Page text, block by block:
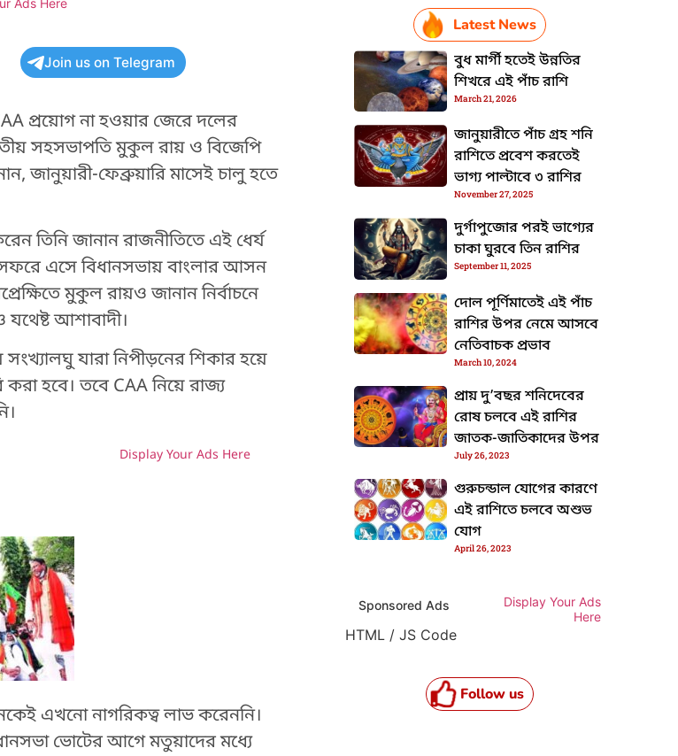
Ads Here
HTML / JS Code
Join us on Telegram
প্রয়োগ না হওয়ার জেরে দলের
সহসভাপতি মুকুল রায় ও বিজেপি
জানুয়ারী-ফেব্রুয়ারি মাসেই চালু হতে
তিনি জানান রাজনীতিতে এই ধের্য
সফরে এসে বিধানসভায় বাংলার আসন
মুকুল রায়ও জানান নির্বাচনে
আশাবাদী।
যারা নিপীড়নের শিকার হয়ে
হবে। তবে CAA নিয়ে রাজ্য
Display Your Ads Here
HTML / JS Code
এখনো নাগরিকত্ব লাভ করেননি।
ভোটের আগে মতুয়াদের মধ্যে
Latest News
বুধ মার্গী হতেই উন্নতির
শিখরে এই পাঁচ রাশি
March 21, 2026
জানুয়ারীতে পাঁচ গ্রহ শনি
রাশিতে প্রবেশ করতেই
ভাগ্য পাল্টাবে ৩ রাশির
November 27, 2025
দুর্গাপুজোর পরই ভাগ্যের
চাকা ঘুরবে তিন রাশির
September 11, 2025
দোল পূর্ণিমাতেই এই পাঁচ
রাশির উপর নেমে আসবে
নেতিবাচক প্রভাব
March 10, 2024
প্রায় দু’বছর শনিদেবের
রোষ চলবে এই রাশির
জাতক-জাতিকাদের উপর
July 26, 2023
গুরুচন্ডাল যোগের কারণে
এই রাশিতে চলবে অশুভ
যোগ
April 26, 2023
Sponsored Ads
Display Your Ads
Here
HTML / JS Code
Follow us